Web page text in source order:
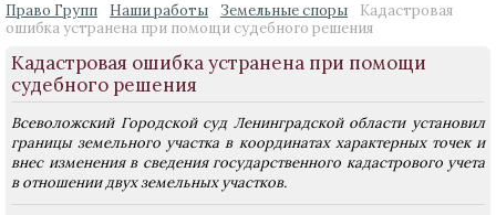
Право Групп Наши работы Земельные споры
Кадастровая
ошибка устранена при помощи судебного решения
Кадастровая ошибка устранена при помощи
судебного решения
Всеволожский Городской суд Ленинградской области установил
границы земельного участка в координатах характерных точек и
внес изменения в сведения государственного кадастрового учета
в отношении двух земельных участков.